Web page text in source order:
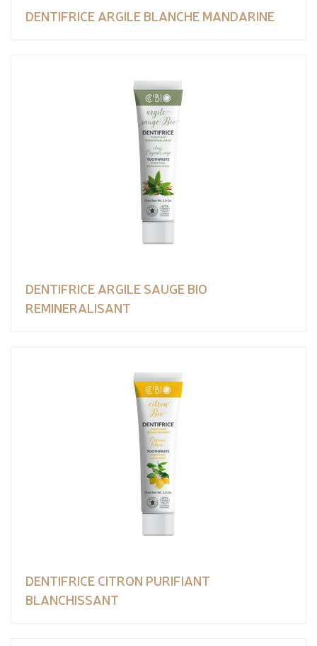
DENTIFRICE ARGILE BLANCHE MANDARINE
DENTIFRICE ARGILE SAUGE BIO
REMINERALISANT
DENTIFRICE CITRON PURIFIANT
BLANCHISSANT